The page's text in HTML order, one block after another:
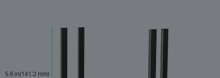
5.6 in(141.2 mm)